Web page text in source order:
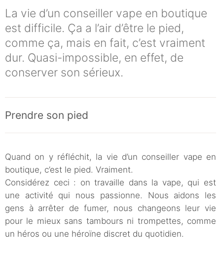
La vie d’un conseiller vape en boutique
est difficile. Ça a l’air d’être le pied,
comme ça, mais en fait, c’est vraiment
dur. Quasi-impossible, en effet, de
conserver son sérieux.
Prendre son pied
Quand on y réfléchit, la vie d’un conseiller vape en
boutique, c’est le pied. Vraiment.
Considérez ceci : on travaille dans la vape, qui est
une activité qui nous passionne. Nous aidons les
gens à arrêter de fumer, nous changeons leur vie
pour le mieux sans tambours ni trompettes, comme
un héros ou une héroïne discret du quotidien.